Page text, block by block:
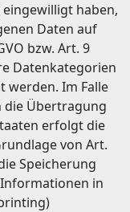
haben,
Daten auf
bzw. Art. 9
Datenkategorien
werden. Im Falle
die Übertragung
erfolgt die
von Art.
Speicherung
in